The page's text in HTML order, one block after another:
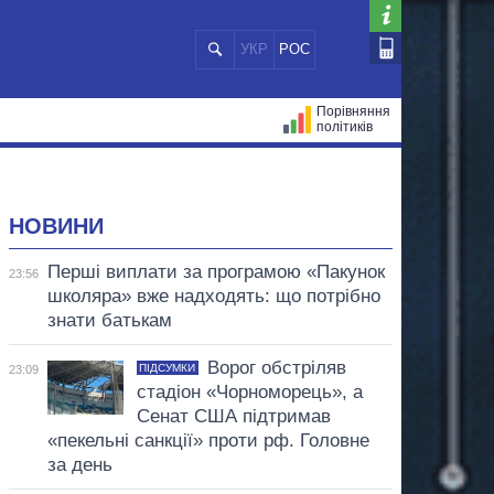
УКР РОС
Порівняння
політиків
НОВИНИ
23:56
Перші виплати за програмою «Пакунок
школяра» вже надходять: що потрібно
знати батькам
23:09 ПІДСУМКИ
Ворог обстріляв
стадіон «Чорноморець», а
Сенат США підтримав
«пекельні санкції» проти рф. Головне
за день